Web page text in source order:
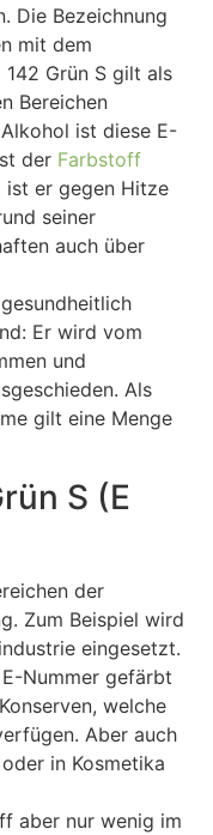
Die Bezeichnung
mit dem
Grün S gilt als
Bereichen
ist diese E-
der Farbstoff
ist er gegen Hitze
seiner
auch über
Er wird vom
und
Als
gilt eine Menge
S (E
der
Zum Beispiel wird
eingesetzt.
Nummer gefärbt
welche
Aber auch
in Kosmetika
aber nur wenig im